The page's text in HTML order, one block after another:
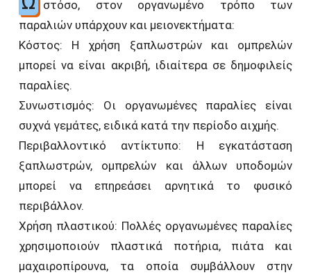
στόσο, στον οργανωμένο τρόπο των
παραλιών υπάρχουν και μειονεκτήματα:
Κόστος: Η χρήση ξαπλωστρών και ομπρελών
μπορεί να είναι ακριβή, ιδιαίτερα σε δημοφιλείς
παραλίες.
Συνωστισμός: Οι οργανωμένες παραλίες είναι
συχνά γεμάτες, ειδικά κατά την περίοδο αιχμής.
Περιβαλλοντικό αντίκτυπο: Η εγκατάσταση
ξαπλωστρών, ομπρελών και άλλων υποδομών
μπορεί να επηρεάσει αρνητικά το φυσικό
περιβάλλον.
Χρήση πλαστικού: Πολλές οργανωμένες παραλίες
χρησιμοποιούν πλαστικά ποτήρια, πιάτα και
μαχαιροπίρουνα, τα οποία συμβάλλουν στην